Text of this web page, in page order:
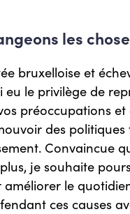
les
bruxelloise et
eu le privilège de
préoccupations
des
Convaincue
je souhaite
le
ces causes